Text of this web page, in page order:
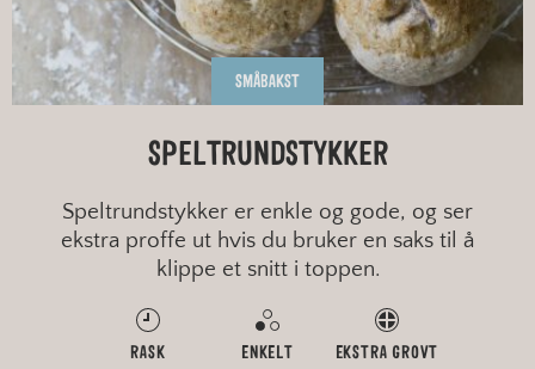
SMÅBAKST
SPELTRUNDSTYKKER
Speltrundstykker er enkle og gode, og ser
ekstra proffe ut hvis du bruker en saks til å
klippe et snitt i toppen.
RASK ENKELT EKSTRA GROVT